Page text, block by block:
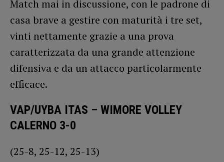
Match mai in discussione, con le padrone di
casa brave a gestire con maturità i tre set,
vinti nettamente grazie a una prova
caratterizzata da una grande attenzione
difensiva e da un attacco particolarmente
efficace.
VAP/UYBA ITAS – WIMORE VOLLEY
CALERNO 3-0
(25-8, 25-12, 25-13)